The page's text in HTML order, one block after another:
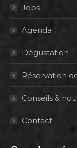
Jobs
Agenda
Dégustation
Réservation
Conseils &
Contact